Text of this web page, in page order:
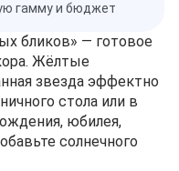
гамму и бюджет
бликов» — готовое
Жёлтые
звезда эффектно
стола или в
юбилея,
солнечного